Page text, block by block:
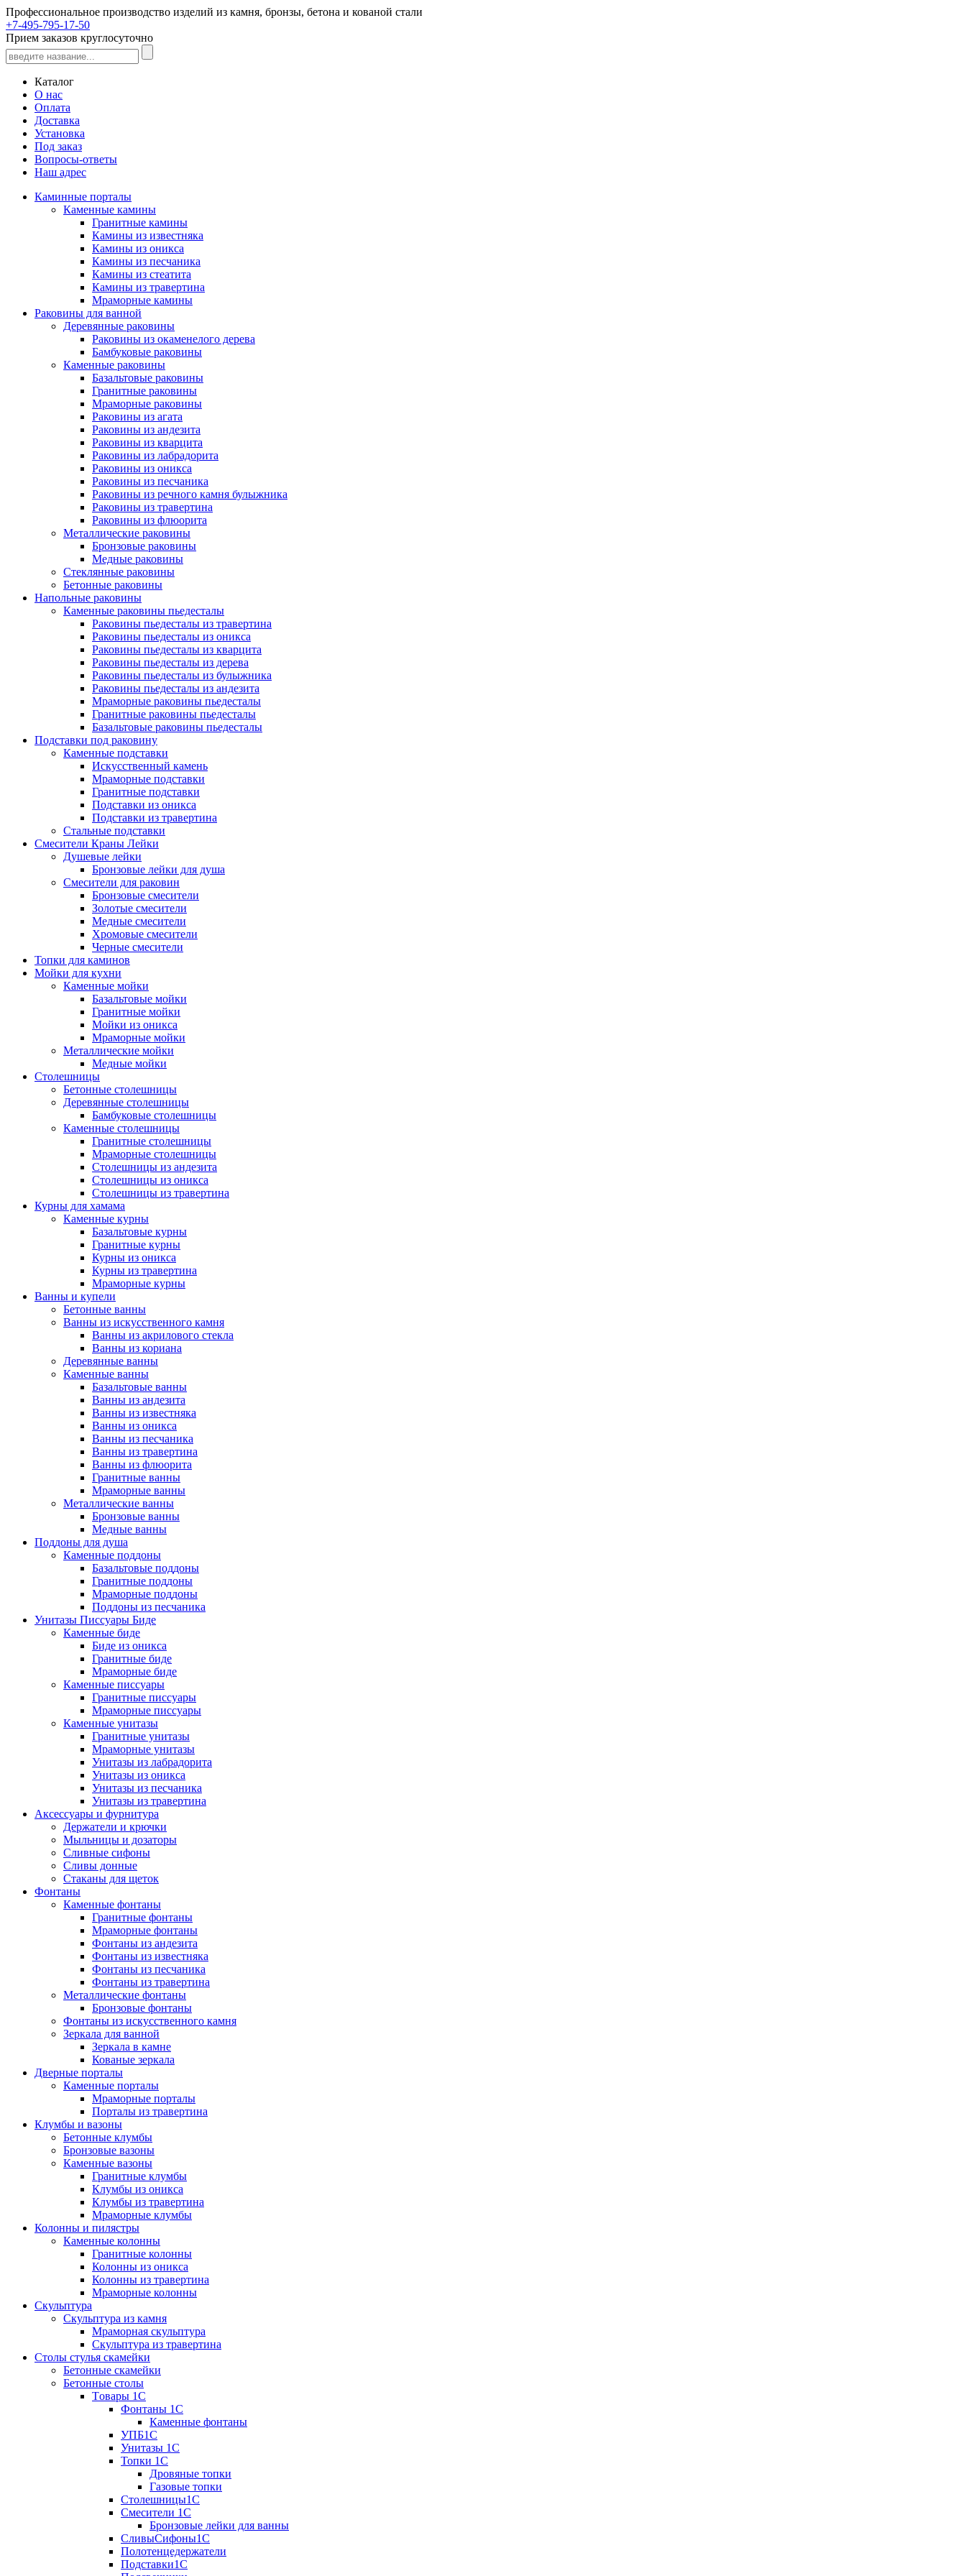
Профессиональное производство изделий из камня, бронзы, бетона и кованой стали
+7-495-795-17-50
Прием заказов круглосуточно
Каталог
О нас
Оплата
Доставка
Установка
Под заказ
Вопросы-ответы
Наш адрес
Каминные порталы
Каменные камины
Гранитные камины
Камины из известняка
Камины из оникса
Камины из песчаника
Камины из стеатита
Камины из травертина
Мраморные камины
Раковины для ванной
Деревянные раковины
Раковины из окаменелого дерева
Бамбуковые раковины
Каменные раковины
Базальтовые раковины
Гранитные раковины
Мраморные раковины
Раковины из агата
Раковины из андезита
Раковины из кварцита
Раковины из лабрадорита
Раковины из оникса
Раковины из песчаника
Раковины из речного камня булыжника
Раковины из травертина
Раковины из флюорита
Металлические раковины
Бронзовые раковины
Медные раковины
Стеклянные раковины
Бетонные раковины
Напольные раковины
Каменные раковины пьедесталы
Раковины пьедесталы из травертина
Раковины пьедесталы из оникса
Раковины пьедесталы из кварцита
Раковины пьедесталы из дерева
Раковины пьедесталы из булыжника
Раковины пьедесталы из андезита
Мраморные раковины пьедесталы
Гранитные раковины пьедесталы
Базальтовые раковины пьедесталы
Подставки под раковину
Каменные подставки
Искусственный камень
Мраморные подставки
Гранитные подставки
Подставки из оникса
Подставки из травертина
Стальные подставки
Смесители Краны Лейки
Душевые лейки
Бронзовые лейки для душа
Смесители для раковин
Бронзовые смесители
Золотые смесители
Медные смесители
Хромовые смесители
Черные смесители
Топки для каминов
Мойки для кухни
Каменные мойки
Базальтовые мойки
Гранитные мойки
Мойки из оникса
Мраморные мойки
Металлические мойки
Медные мойки
Столешницы
Бетонные столешницы
Деревянные столешницы
Бамбуковые столешницы
Каменные столешницы
Гранитные столешницы
Мраморные столешницы
Столешницы из андезита
Столешницы из оникса
Столешницы из травертина
Курны для хамама
Каменные курны
Базальтовые курны
Гранитные курны
Курны из оникса
Курны из травертина
Мраморные курны
Ванны и купели
Бетонные ванны
Ванны из искусственного камня
Ванны из акрилового стекла
Ванны из кориана
Деревянные ванны
Каменные ванны
Базальтовые ванны
Ванны из андезита
Ванны из известняка
Ванны из оникса
Ванны из песчаника
Ванны из травертина
Ванны из флюорита
Гранитные ванны
Мраморные ванны
Металлические ванны
Бронзовые ванны
Медные ванны
Поддоны для душа
Каменные поддоны
Базальтовые поддоны
Гранитные поддоны
Мраморные поддоны
Поддоны из песчаника
Унитазы Писсуары Биде
Каменные биде
Биде из оникса
Гранитные биде
Мраморные биде
Каменные писсуары
Гранитные писсуары
Мраморные писсуары
Каменные унитазы
Гранитные унитазы
Мраморные унитазы
Унитазы из лабрадорита
Унитазы из оникса
Унитазы из песчаника
Унитазы из травертина
Аксессуары и фурнитура
Держатели и крючки
Мыльницы и дозаторы
Сливные сифоны
Сливы донные
Стаканы для щеток
Фонтаны
Каменные фонтаны
Гранитные фонтаны
Мраморные фонтаны
Фонтаны из андезита
Фонтаны из известняка
Фонтаны из песчаника
Фонтаны из травертина
Металлические фонтаны
Бронзовые фонтаны
Фонтаны из искусственного камня
Зеркала для ванной
Зеркала в камне
Кованые зеркала
Дверные порталы
Каменные порталы
Мраморные порталы
Порталы из травертина
Клумбы и вазоны
Бетонные клумбы
Бронзовые вазоны
Каменные вазоны
Гранитные клумбы
Клумбы из оникса
Клумбы из травертина
Мраморные клумбы
Колонны и пилястры
Каменные колонны
Гранитные колонны
Колонны из оникса
Колонны из травертина
Мраморные колонны
Скульптура
Скульптура из камня
Мраморная скульптура
Скульптура из травертина
Столы стулья скамейки
Бетонные скамейки
Бетонные столы
Tовары 1C
Фонтаны 1C
Каменные фонтаны
УПБ1С
Унитазы 1С
Топки 1С
Дровяные топки
Газовые топки
Столешницы1С
Смесители 1С
Бронзовые лейки для ванны
СливыСифоны1С
Полотенцедержатели
Подставки1С